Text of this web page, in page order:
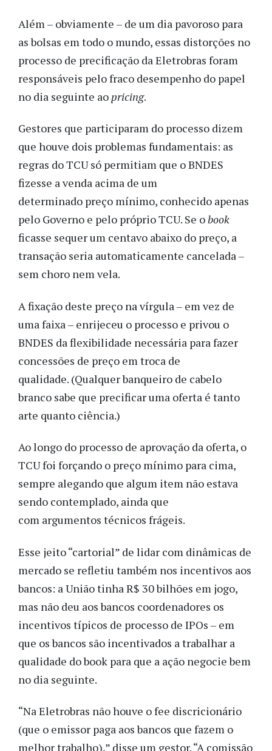
Além – obviamente – de um dia pavoroso para
as bolsas em todo o mundo, essas distorções no
processo de precificação da Eletrobras foram
responsáveis pelo fraco desempenho do papel
no dia seguinte ao pricing.
Gestores que participaram do processo dizem
que houve dois problemas fundamentais: as
regras do TCU só permitiam que o BNDES
fizesse a venda acima de um
determinado preço mínimo, conhecido apenas
pelo Governo e pelo próprio TCU. Se obook
ficasse sequer um centavo abaixo do preço, a
transação seria automaticamente cancelada –
sem choro nem vela.
A fixação deste preço na vírgula – em vez de
uma faixa – enrijeceu o processo e privou o
BNDES da flexibilidade necessária para fazer
concessões de preço em troca de
qualidade. (Qualquer banqueiro de cabelo
branco sabe que precificar uma oferta é tanto
arte quanto ciência.)
Ao longo do processo de aprovação da oferta, o
TCU foi forçando o preço mínimo para cima,
sempre alegando que algum item não estava
sendo contemplado, ainda que
com argumentos técnicos frágeis.
Esse jeito “cartorial” de lidar com dinâmicas de
mercado se refletiu também nos incentivos aos
bancos: a União tinha R$ 30 bilhões em jogo,
mas não deu aos bancos coordenadores os
incentivos típicos de processo de IPOs – em
que os bancos são incentivados a trabalhar a
qualidade do book para que a ação negocie bem
no dia seguinte.
“Na Eletrobras não houve o fee discricionário
(que o emissor paga aos bancos que fazem o
melhor trabalho),” disse um gestor. “A comissão